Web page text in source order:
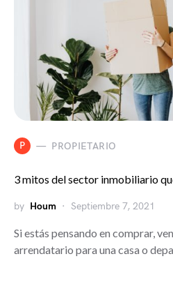
P PROPIETARIO
3 mitos del sector inmobiliario
by Houm Septiembre 7, 2021
Si estás pensando en comprar,
arrendatario para una casa o